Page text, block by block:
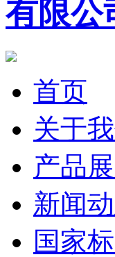
首页
关于
产品
新闻
国家